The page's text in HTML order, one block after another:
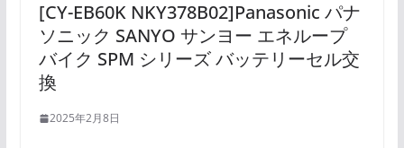
[CY-EB60K NKY378B02]Panasonic パナ
ソニック SANYO サンヨー エネループ
バイク SPM シリーズ バッテリーセル交
換
2025年2月8日